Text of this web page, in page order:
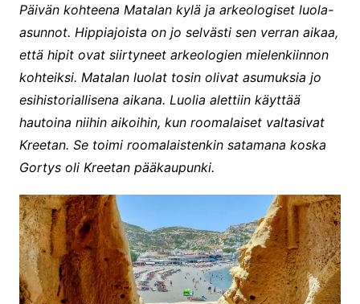
Päivän kohteena Matalan kylä ja arkeologiset luola-
asunnot. Hippiajoista on jo selvästi sen verran aikaa,
että hipit ovat siirtyneet arkeologien mielenkiinnon
kohteiksi. Matalan luolat tosin olivat asumuksia jo
esihistoriallisena aikana. Luolia alettiin käyttää
hautoina niihin aikoihin, kun roomalaiset valtasivat
Kreetan. Se toimi roomalaistenkin satamana koska
Gortys oli Kreetan pääkaupunki.